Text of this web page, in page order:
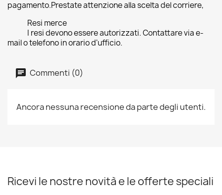
pagamento.Prestate attenzione alla scelta del corriere,
Resi merce
I resi devono essere autorizzati. Contattare via e-
mail o telefono in orario d'ufficio.
Commenti (0)
Ancora nessuna recensione da parte degli utenti.
Ricevi le nostre novità e le offerte speciali